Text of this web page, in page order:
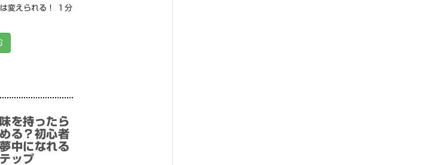
変えられる！ １分
を持ったら
る？初心者
中になれる
ップ